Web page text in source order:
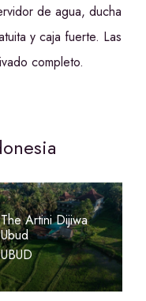
de agua, ducha
y caja fuerte. Las
completo.
The Artini Dijiwa
Ubud
UBUD